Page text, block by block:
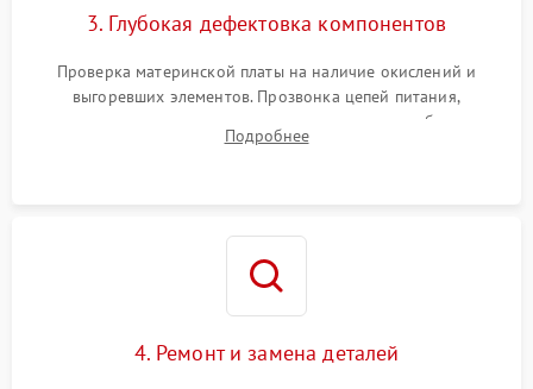
3. Глубокая дефектовка компонентов
Проверка материнской платы на наличие окислений и
выгоревших элементов. Прозвонка цепей питания,
тестирование приводных моторов колес и турбины
всасывания. Оценка состояния оптических и инфракрасных
Подробнее
4. Ремонт и замена деталей